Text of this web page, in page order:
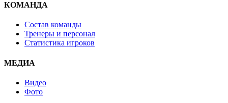
КОМАНДА
Состав команды
Тренеры и персонал
Статистика игроков
МЕДИА
Видео
Фото